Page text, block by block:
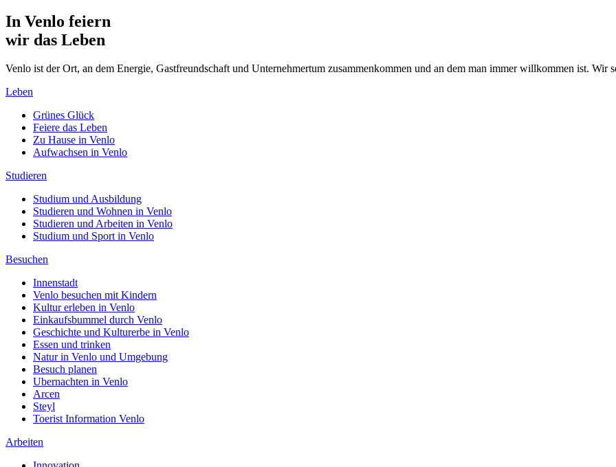
In Venlo feiern
wir das Leben
Venlo ist der Ort, an dem Energie, Gastfreundschaft und Unternehmertum zusammenkommen und an dem man immer willkommen ist. Wir
Leben
Grünes Glück
Feiere das Leben
Zu Hause in Venlo
Aufwachsen in Venlo
Studieren
Studium und Ausbildung
Studieren und Wohnen in Venlo
Studieren und Arbeiten in Venlo
Studium und Sport in Venlo
Besuchen
Innenstadt
Venlo besuchen mit Kindern
Kultur erleben in Venlo
Einkaufsbummel durch Venlo
Geschichte und Kulturerbe in Venlo
Essen und trinken
Natur in Venlo und Umgebung
Besuch planen
Ubernachten in Venlo
Arcen
Steyl
Toerist Information Venlo
Arbeiten